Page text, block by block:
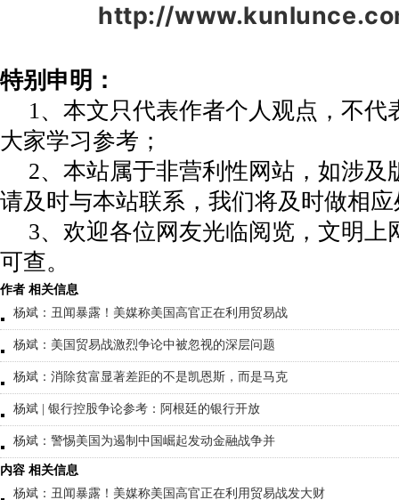
http://
特别申明：
1、本文只代表作者个人观点，不代
大家学习参考；
2、本站属于非营利性网站，如涉及
请及时与本站联系，我们将及时做相
3、欢迎各位网友光临阅览，文明上
可查。
作者 相关信息
杨斌：丑闻暴露！美媒称美国高官正在利用贸易战
杨斌：美国贸易战激烈争论中被忽视的深层问题
杨斌：消除贫富显著差距的不是凯恩斯，而是马克
杨斌 | 银行控股争论参考：阿根廷的银行开放
杨斌：警惕美国为遏制中国崛起发动金融战争并
内容 相关信息
杨斌：丑闻暴露！美媒称美国高官正在利用贸易战发大财